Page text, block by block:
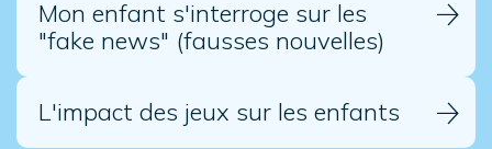
Mon enfant s'interroge sur les
"fake news" (fausses nouvelles)
L'impact des jeux sur les enfants